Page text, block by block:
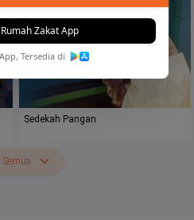
Zakat App
Tersedia di
Sedekah Pangan
Semua